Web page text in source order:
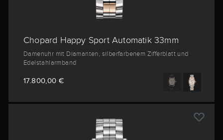
Chopard Happy Sport Automatik 33mm
Damenuhr mit Diamanten, silberfarbenem Zifferblatt und
Edelstahlarmband
17.800,00 €